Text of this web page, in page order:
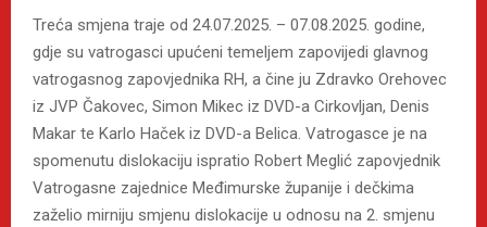
Treća smjena traje od 24.07.2025. – 07.08.2025. godine,
gdje su vatrogasci upućeni temeljem zapovijedi glavnog
vatrogasnog zapovjednika RH, a čine ju Zdravko Orehovec
iz JVP Čakovec, Simon Mikec iz DVD-a Cirkovljan, Denis
Makar te Karlo Haček iz DVD-a Belica. Vatrogasce je na
spomenutu dislokaciju ispratio Robert Meglić zapovjednik
Vatrogasne zajednice Međimurske županije i dečkima
zaželio mirniju smjenu dislokacije u odnosu na 2. smjenu